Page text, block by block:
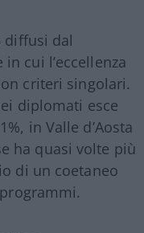
diffusi dal
cui l’eccellenza
criteri singolari.
diplomati esce
in Valle d’Aosta
ha quasi volte più
di un coetaneo